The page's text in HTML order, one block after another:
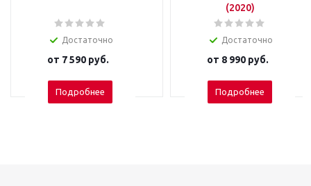
Достаточно
от 7 590 руб.
Подробнее
(2020)
Достаточно
от 8 990 руб.
Подробнее